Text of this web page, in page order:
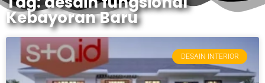
Kebayoran Baru
DESAIN INTERIOR